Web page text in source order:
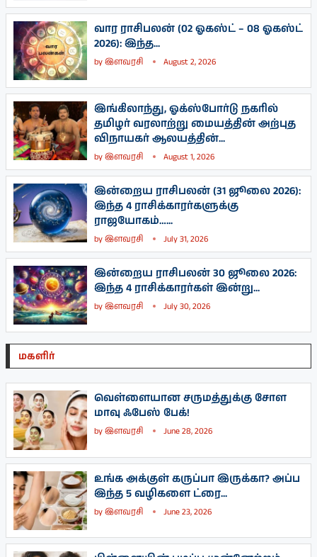
வார ராசிபலன் (02 ஓகஸ்ட் – 08 ஓகஸ்ட்
2026): இந்த...
byஇளவரசி August 2, 2026
இங்கிலாந்து, ஓக்ஸ்போர்டு நகரில்
தமிழர் வரலாற்று மையத்தின் அற்புத
விநாயகர் ஆலயத்தின்...
byஇளவரசி August 1, 2026
இன்றைய ராசிபலன் (31 ஜூலை 2026):
இந்த 4 ராசிக்காரர்களுக்கு
ராஜயோகம்…...
byஇளவரசி July 31, 2026
இன்றைய ராசிபலன் 30 ஜூலை 2026:
இந்த 4 ராசிக்காரர்கள் இன்று...
byஇளவரசி July 30, 2026
மகளிர்
வெள்ளையான சருமத்துக்கு சோள
மாவு ஃபேஸ் பேக்!
byஇளவரசி June 28, 2026
உங்க அக்குள் கருப்பா இருக்கா? அப்ப
இந்த 5 வழிகளை ட்ரை...
byஇளவரசி June 23, 2026